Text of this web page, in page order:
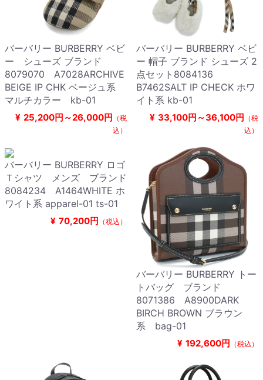
バーバリー BURBERRY ベビ
ー シューズ ブランド
8079070 A7028ARCHIVE
BEIGE IP CHK ベージュ系
マルチカラー kb-01
¥ 25,200円～26,000円 （税
込）
バーバリー BURBERRY ベビ
ー 帽子 ブランド シューズ 2
点セット8084136
B7462SALT IP CHECK ホワ
イト系 kb-01
¥ 33,100円～36,100円 （税
込）
バーバリー BURBERRY ロゴ
Ｔシャツ メンズ ブランド
8084234 A1464WHITE ホ
ワイト系 apparel-01 ts-01
¥ 70,200円 （税込）
バーバリー BURBERRY トー
トバッグ ブランド
8071386 A8900DARK
BIRCH BROWN ブラウン
系 bag-01
¥ 192,600円 （税込）